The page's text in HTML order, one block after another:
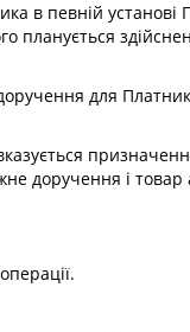
в певній
планується
для
доручення і товар